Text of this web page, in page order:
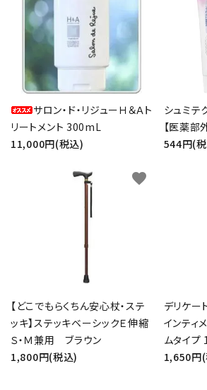
サロン・ド・リジューＨ＆Ａト
リートメント 300mL
11,000円(税込)
シュミテ
【医薬部
544円(
【どこでもらくちん安心杖・ステ
ッキ】ステッキベーシックＥ伸縮
Ｓ・Ｍ兼用 ブラウン
1,800円(税込)
favorite
デリケー
インティ
ムタイ
1,650円